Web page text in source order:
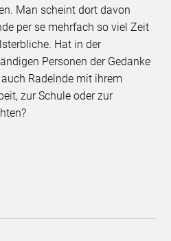
Man scheint dort davon
per se mehrfach so viel Zeit
Hat in der
Personen der Gedanke
Radelnde mit ihrem
zur Schule oder zur